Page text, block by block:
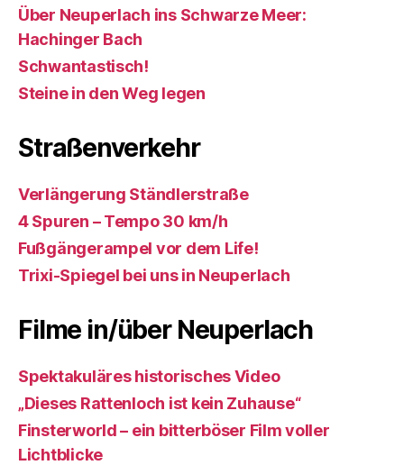
Über Neuperlach ins Schwarze Meer:
Hachinger Bach
Schwantastisch!
Steine in den Weg legen
Straßenverkehr
Verlängerung Ständlerstraße
4 Spuren – Tempo 30 km/h
Fußgängerampel vor dem Life!
Trixi-Spiegel bei uns in Neuperlach
Filme in/über Neuperlach
Spektakuläres historisches Video
„Dieses Rattenloch ist kein Zuhause“
Finsterworld – ein bitterböser Film voller
Lichtblicke